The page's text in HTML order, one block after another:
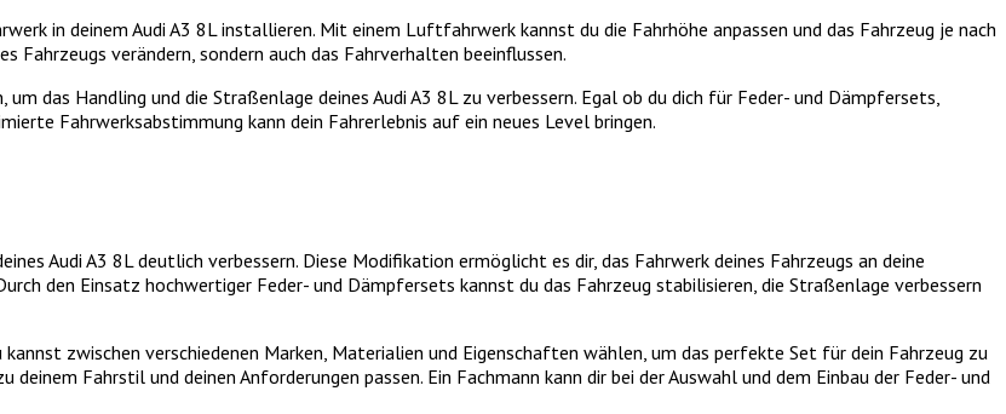
in deinem Audi A3 8L installieren. Mit einem Luftfahrwerk kannst du die Fahrhöhe anpassen und das Fahrzeug je nach
Fahrzeugs verändern, sondern auch das Fahrverhalten beeinflussen.
das Handling und die Straßenlage deines Audi A3 8L zu verbessern. Egal ob du dich für Feder- und Dämpfersets,
Fahrwerksabstimmung kann dein Fahrerlebnis auf ein neues Level bringen.
Audi A3 8L deutlich verbessern. Diese Modifikation ermöglicht es dir, das Fahrwerk deines Fahrzeugs an deine
den Einsatz hochwertiger Feder- und Dämpfersets kannst du das Fahrzeug stabilisieren, die Straßenlage verbessern
zwischen verschiedenen Marken, Materialien und Eigenschaften wählen, um das perfekte Set für dein Fahrzeug zu
Fahrstil und deinen Anforderungen passen. Ein Fachmann kann dir bei der Auswahl und dem Einbau der Feder- und